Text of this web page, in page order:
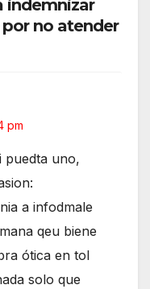
indemnizar
no atender
pm
puedta uno,
a infodmale
qeu biene
ótica en tol
solo que